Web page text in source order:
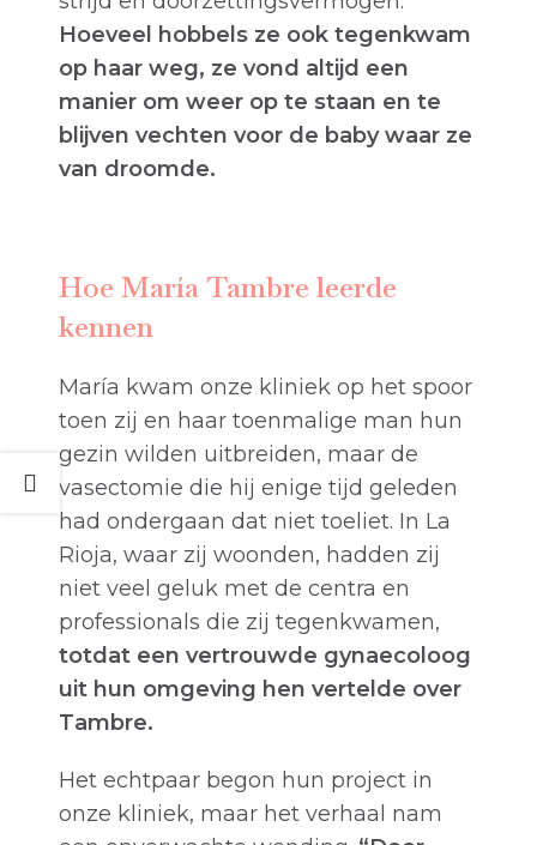
Hoeveel hobbels ze ook tegenkwam
op haar weg, ze vond altijd een
manier om weer op te staan en te
blijven vechten voor de baby waar ze
van droomde.
Hoe María Tambre leerde
kennen
María kwam onze kliniek op het spoor
toen zij en haar toenmalige man hun
gezin wilden uitbreiden, maar de
vasectomie die hij enige tijd geleden
had ondergaan dat niet toeliet. In La
Rioja, waar zij woonden, hadden zij
niet veel geluk met de centra en
professionals die zij tegenkwamen,
totdat een vertrouwde gynaecoloog
uit hun omgeving hen vertelde over
Tambre.
Het echtpaar begon hun project in
onze kliniek, maar het verhaal nam